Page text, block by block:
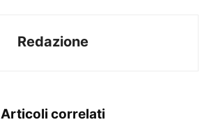
Redazione
Articoli correlati